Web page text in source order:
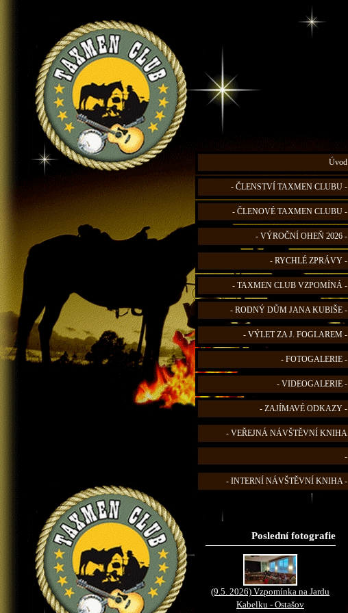
Úvod
- ČLENSTVÍ TAXMEN CLUBU -
- ČLENOVÉ TAXMEN CLUBU -
- VÝROČNÍ OHEŇ 2026 -
- RYCHLÉ ZPRÁVY -
- TAXMEN CLUB VZPOMÍNÁ -
- RODNÝ DŮM JANA KUBIŠE -
- VÝLET ZA J. FOGLAREM -
- FOTOGALERIE -
- VIDEOGALERIE -
- ZAJÍMAVÉ ODKAZY -
- VEŘEJNÁ NÁVŠTĚVNÍ KNIHA
-
- INTERNÍ NÁVŠTĚVNÍ KNIHA -
Poslední fotografie
(9.5. 2026) Vzpomínka na Jardu
Kabelku - Ostašov